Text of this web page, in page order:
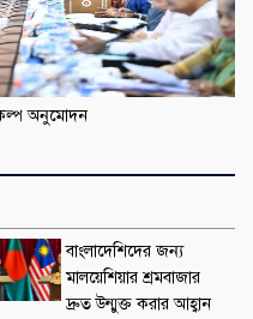
অনুমোদন
বাংলাদেশিদের জন্য
মালয়েশিয়ার শ্রমবাজার
দ্রুত উন্মুক্ত করার আহ্বান